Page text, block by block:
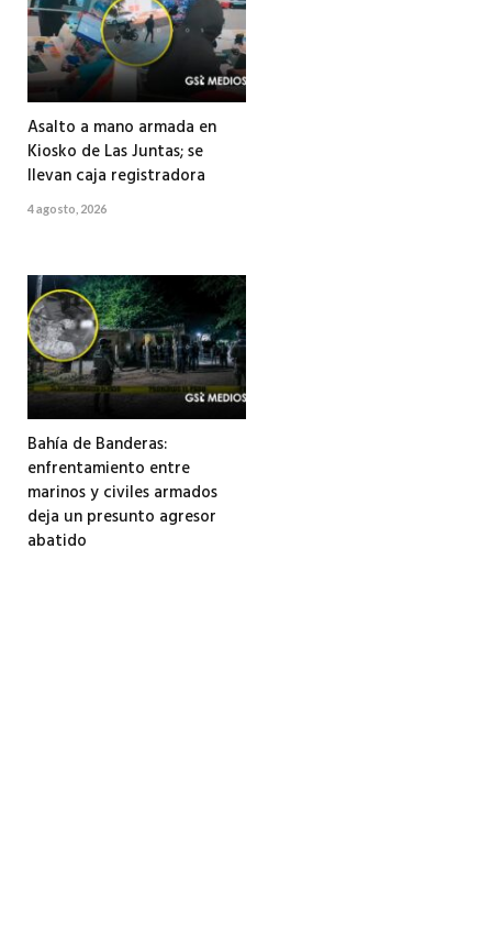
Asalto a mano armada en
Kiosko de Las Juntas; se
llevan caja registradora
4 agosto, 2026
Bahía de Banderas:
enfrentamiento entre
marinos y civiles armados
deja un presunto agresor
abatido